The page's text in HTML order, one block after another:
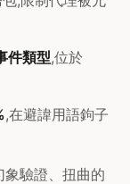
件類型,位於
,在避諱用語鉤子
象驗證、扭曲的